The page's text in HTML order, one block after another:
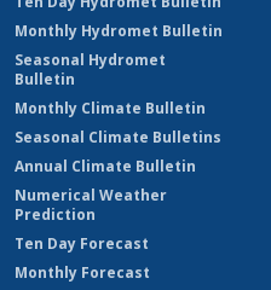
Monthly Hydromet Bulletin
Seasonal Hydromet
Bulletin
Monthly Climate Bulletin
Seasonal Climate Bulletins
Annual Climate Bulletin
Numerical Weather
Prediction
Ten Day Forecast
Monthly Forecast